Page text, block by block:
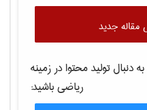
جدید
تولید محتوا در زمینه
رياضیباشید: